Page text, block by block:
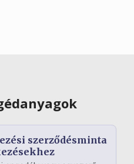
szerződésminta